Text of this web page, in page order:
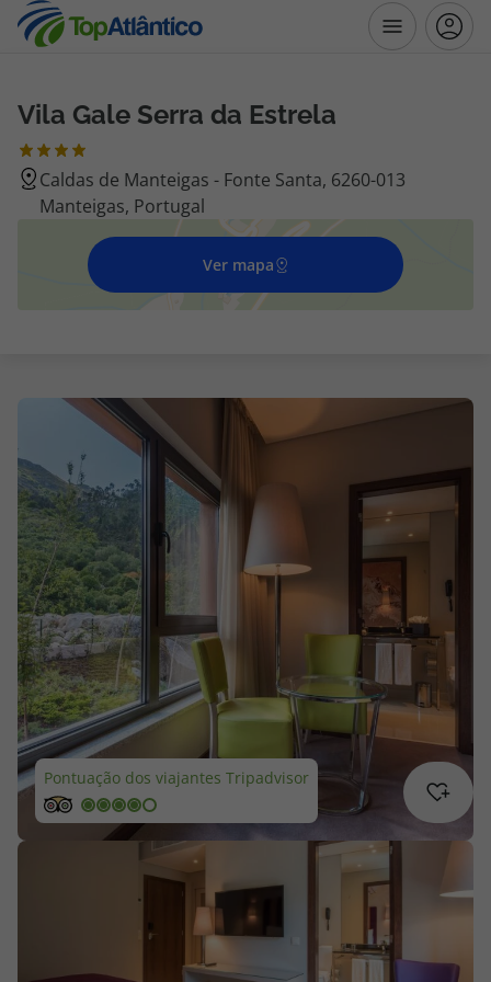
Destinos
Voos
Voos + Hotel
Disneyland ® Paris
Escapadinhas
Cruzeiros
Promoções
Especialistas
Cheque Viagem
Rede de Lojas
Blog TopViagens
Área de Cliente
Vila Gale Serra da Estrela
Caldas de Manteigas - Fonte Santa, 6260-013
Manteigas, Portugal
Ver mapa
Pontuação dos viajantes Tripadvisor